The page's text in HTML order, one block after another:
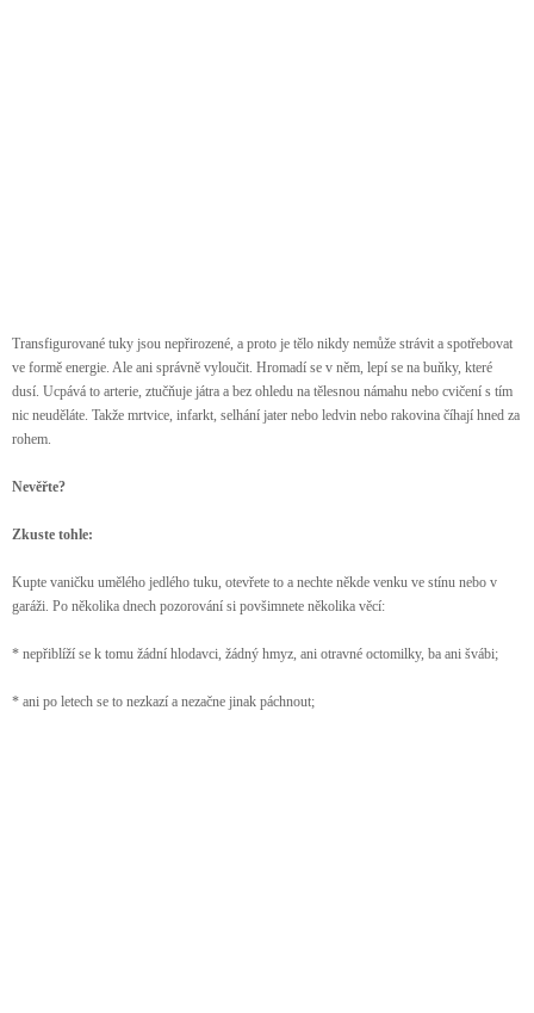
Transfigurované tuky jsou nepřirozené, a proto je tělo nikdy nemůže strávit a spotřebovat
ve formě energie. Ale ani správně vyloučit. Hromadí se v něm, lepí se na buňky, které
dusí. Ucpává to arterie, ztučňuje játra a bez ohledu na tělesnou námahu nebo cvičení s tím
nic neuděláte. Takže mrtvice, infarkt, selhání jater nebo ledvin nebo rakovina číhají hned za
rohem.
Nevěřte?
Zkuste tohle:
Kupte vaničku umělého jedlého tuku, otevřete to a nechte někde venku ve stínu nebo v
garáži. Po několika dnech pozorování si povšimnete několika věcí:
* nepřiblíží se k tomu žádní hlodavci, žádný hmyz, ani otravné octomilky, ba ani švábi;
* ani po letech se to nezkazí a nezačne jinak páchnout;